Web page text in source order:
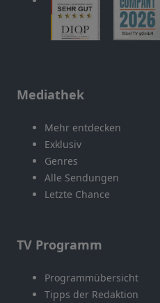
Mediathek
Mehr entdecken
Exklusiv
Genres
Alle Sendungen
Letzte Chance
TV Programm
Programmübersicht
Tipps der Redaktion